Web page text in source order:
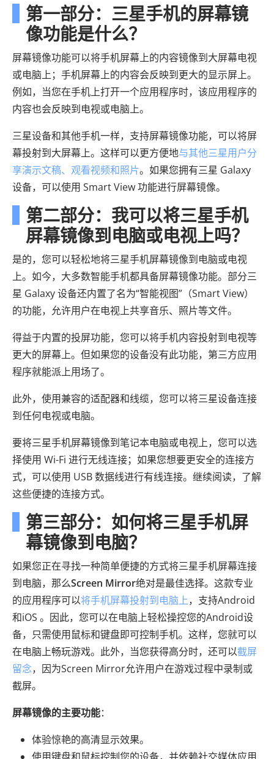
第一部分：三星手机的屏幕镜
像功能是什么？
屏幕镜像功能可以将手机屏幕上的内容镜像到大屏幕电视
或电脑上；手机屏幕上的内容会反映到更大的显示屏上。
例如，当您在手机上打开一个应用程序时，该应用程序的
内容也会反映到电视或电脑上。
三星设备和其他手机一样，支持屏幕镜像功能，可以将屏
幕投射到大屏幕上。这样可以更方便地与其他三星用户分
享演示文稿、观看视频和照片。如果您拥有三星 Galaxy
设备，可以使用 Smart View 功能进行屏幕镜像。
第二部分：我可以将三星手机
屏幕镜像到电脑或电视上吗？
是的，您可以轻松地将三星手机屏幕镜像到电脑或电视
上。如今，大多数智能手机都具备屏幕镜像功能。部分三
星 Galaxy 设备还内置了名为“智能视图”（Smart View）
的功能，允许用户在电视上共享音乐、照片等文件。
得益于内置的投屏功能，您可以将手机内容投射到电视等
更大的屏幕上。但如果您的设备没有此功能，第三方应用
程序就能派上用场了。
此外，使用兼容的适配器和线缆，您可以将三星设备连接
到任何电视或电脑。
要将三星手机屏幕镜像到笔记本电脑或电视上，您可以选
择使用 Wi-Fi 进行无线连接；如果您想要更安全的连接方
式，可以使用 USB 数据线进行有线连接。继续阅读，了解
这些便捷的连接方式。
第三部分：如何将三星手机屏
幕镜像到电脑？
如果您正在寻找一种简单便捷的方式将三星手机屏幕连接
到电脑，那么Screen Mirror绝对是最佳选择。这款专业
的应用程序可以将手机屏幕投射到电脑上，支持Android
和iOS 。因此，您可以在电脑上轻松操控您的Android设
备，只需使用鼠标和键盘即可控制手机。这样，您就可以
在电脑上畅玩游戏。此外，当您获得高分时，还可以截屏
留念，因为Screen Mirror允许用户在游戏过程中录制或
截屏。
屏幕镜像的主要功能：
体验惊艳的高清显示效果。